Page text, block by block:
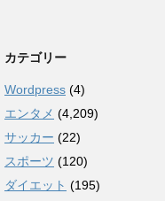
カテゴリー
Wordpress (4)
エンタメ (4,209)
サッカー (22)
スポーツ (120)
ダイエット (195)